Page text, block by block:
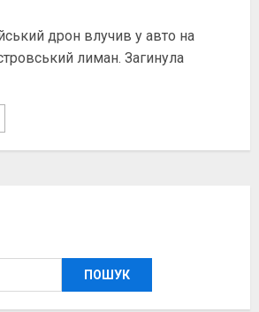
дрон влучив у авто на
лиман. Загинула
ПОШУК